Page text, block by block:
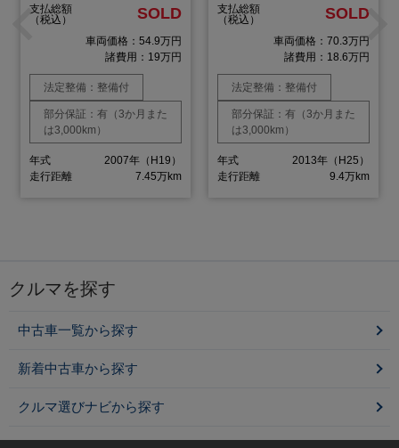
支払総額
（税込）
SOLD
車両価格：54.9万円
諸費用：19万円
法定整備：整備付
部分保証：有（3か月また
は3,000km）
年式
2007年（H19）
走行距離
7.45万km
支払総額
（税込）
SOLD
車両価格：70.3万円
諸費用：18.6万円
法定整備：整備付
部分保証：有（3か月また
は3,000km）
年式
2013年（H25）
走行距離
9.4万km
クルマを探す
中古車一覧から探す
新着中古車から探す
クルマ選びナビから探す